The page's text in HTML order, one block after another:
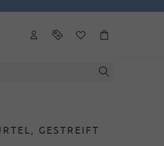
GESTREIFT